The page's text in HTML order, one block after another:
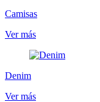
Camisas
Ver más
Denim
Ver más